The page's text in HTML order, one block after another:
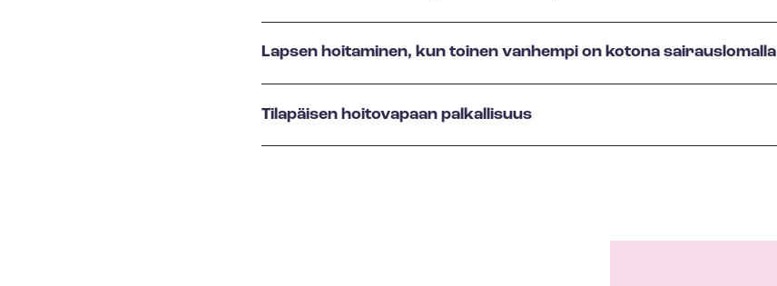
Lapsen hoitaminen, kun toinen vanhempi on kotona sairauslomalla
Tilapäisen hoitovapaan palkallisuus